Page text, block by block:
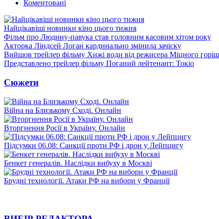
Коментовані
Найцікавіші новинки кіно цього тижня
Фільм про Людину-павука став головним касовим хітом року
Акторка Ліндсей Логан кардинально змінила зачіску
Вийшов трейлер фільму Хижі води від режисера Міцного
Представлено трейлер фільму Поганий лейтенант: Токіо
Сюжети
Війна на Близькому Сході. Онлайн
Вторгнення Росії в Україну. Онлайн
Підсумки 06.08: Санкції проти РФ і дрон у Лейпцигу
Бенкет генералів. Наслідки вибуху в Москві
Брудні технології. Атаки РФ на вибори у Франції